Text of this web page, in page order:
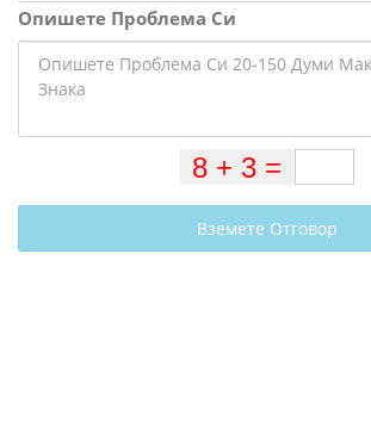
Опишете Проблема Си
Вземете Отговор